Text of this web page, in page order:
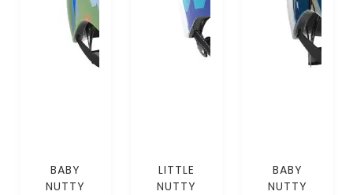
BABY
NUTTY
LITTLE
NUTTY
BABY
NUTTY